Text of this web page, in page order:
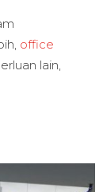
office
lain,